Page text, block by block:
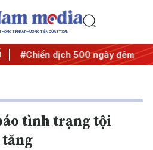
TIN ĐA PHƯƠNG TIỆN CỦA TTXVN
#Chiến dịch 500 ngày đêm
tình trạng tội